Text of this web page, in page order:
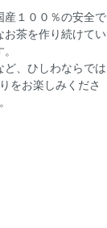
１００％の安全で
お茶を作り続けてい
、ひしわならでは
をお楽しみくださ